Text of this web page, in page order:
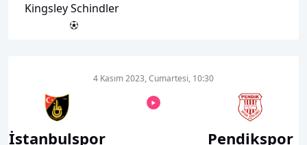
Kingsley Schindler
İstanbulspor
4 Kasım 2023, Cumartesi, 10:30
Pendikspor